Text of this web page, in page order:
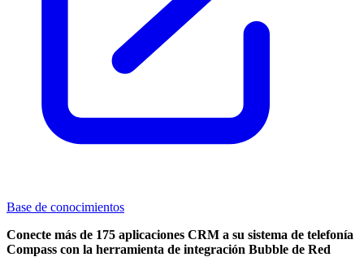
Base de conocimientos
Conecte más de 175 aplicaciones CRM a su sistema de telefonía
Compass con la herramienta de integración Bubble de Red